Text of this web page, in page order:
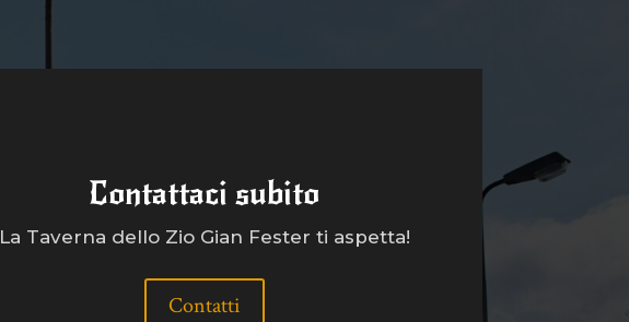
Contattaci subito
La Taverna dello Zio Gian Fester ti aspetta!
Contatti